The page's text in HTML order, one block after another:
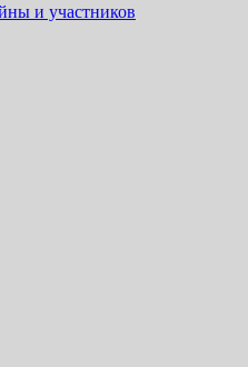
и участников